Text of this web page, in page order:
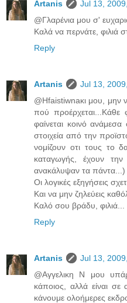
Artanis
Jul 13,
@Γλαρένια μου σ'
Καλά να περνάτε, φιλιά
Reply
Artanis
Jul 13,
@Hfaistiwnaκι μου, μην
πού
φαίνεται κοινό
στοιχεία από την
νομίζουν οτι τους το
καταγωγής, έχουν
ανακάλυψαν τα πάντα...)
Οι λογικές εξηγήσεις
Και να μην ζηλεύεις
Καλό σου βράδυ, φιλιά...
Reply
Artanis
Jul 13,
@Αγγελικη Ν μου
κάποιος, αλλά είναι
κάνουμε ολοήμερες